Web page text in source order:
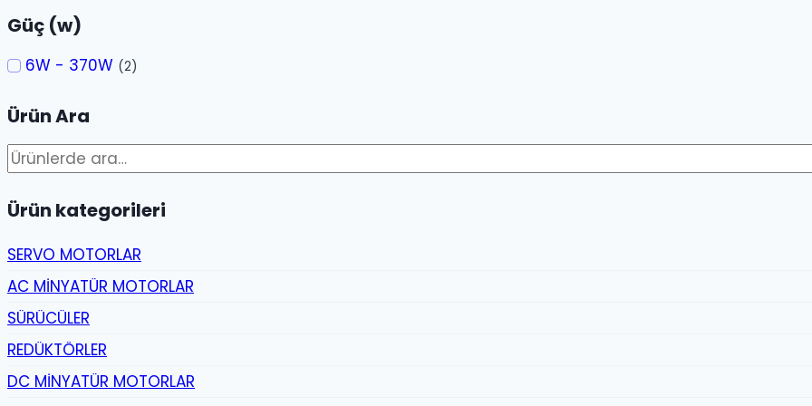
Güç (w)
6W - 370W (2)
Ürün Ara
Ara:
Ürün kategorileri
SERVO MOTORLAR
AC MİNYATÜR MOTORLAR
SÜRÜCÜLER
REDÜKTÖRLER
DC MİNYATÜR MOTORLAR